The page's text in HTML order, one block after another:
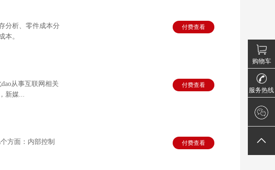
分析、零件成本分
本。
付费查看
从事互联网相关
新媒...
付费查看
方面：内部控制
付费查看
购物车
服务热线